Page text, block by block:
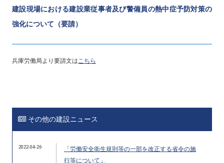
建設現場における建設業従事者及び警備員の熱中症予防対策の
強化について（要請）
兵庫労働局より要請文はこちら
その他の建設ニュース
2022-04-26
「労働安全衛生規則等の一部を改正する省令の施
行等について」